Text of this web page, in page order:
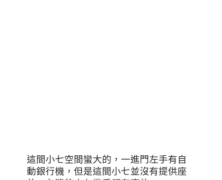
這間小七空間蠻大的，一進門左手有自
動銀行機，但是這間小七並沒有提供座